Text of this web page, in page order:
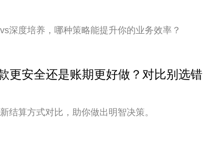
深度培养，哪种策略能提升你的业务效率？
更安全还是账期更好做？对比别选错
结算方式对比，助你做出明智决策。